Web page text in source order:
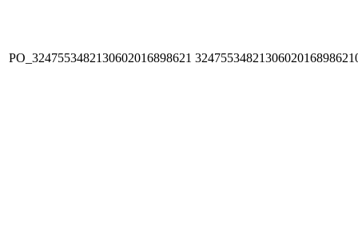
PO_3247553482130602016898621